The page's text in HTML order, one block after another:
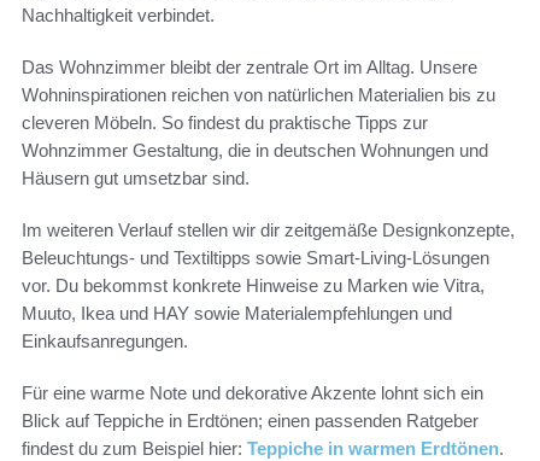
Nachhaltigkeit verbindet.
Das Wohnzimmer bleibt der zentrale Ort im Alltag. Unsere
Wohninspirationen reichen von natürlichen Materialien bis zu
cleveren Möbeln. So findest du praktische Tipps zur
Wohnzimmer Gestaltung, die in deutschen Wohnungen und
Häusern gut umsetzbar sind.
Im weiteren Verlauf stellen wir dir zeitgemäße Designkonzepte,
Beleuchtungs- und Textiltipps sowie Smart-Living-Lösungen
vor. Du bekommst konkrete Hinweise zu Marken wie Vitra,
Muuto, Ikea und HAY sowie Materialempfehlungen und
Einkaufsanregungen.
Für eine warme Note und dekorative Akzente lohnt sich ein
Blick auf Teppiche in Erdtönen; einen passenden Ratgeber
findest du zum Beispiel hier: Teppiche in warmen Erdtönen.